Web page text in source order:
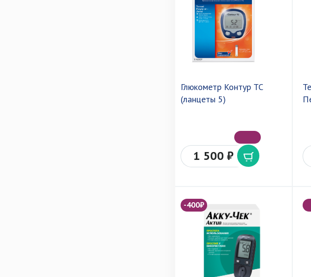
Глюкометр Контур ТС
(ланцеты 5)
1 500 ₽
-400₽